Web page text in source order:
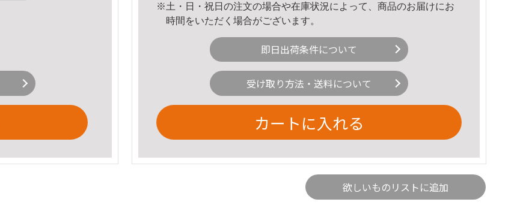
※土・日・祝日の注文の場合や在庫状況によって、商品のお届けにお
時間をいただく場合がございます。
即日出荷条件について
受け取り方法・送料について
カートに入れる
欲しいものリストに追加